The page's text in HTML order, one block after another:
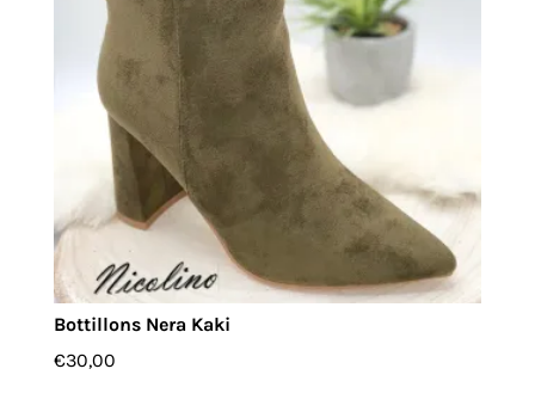
Bottillons Nera Kaki
€30,00